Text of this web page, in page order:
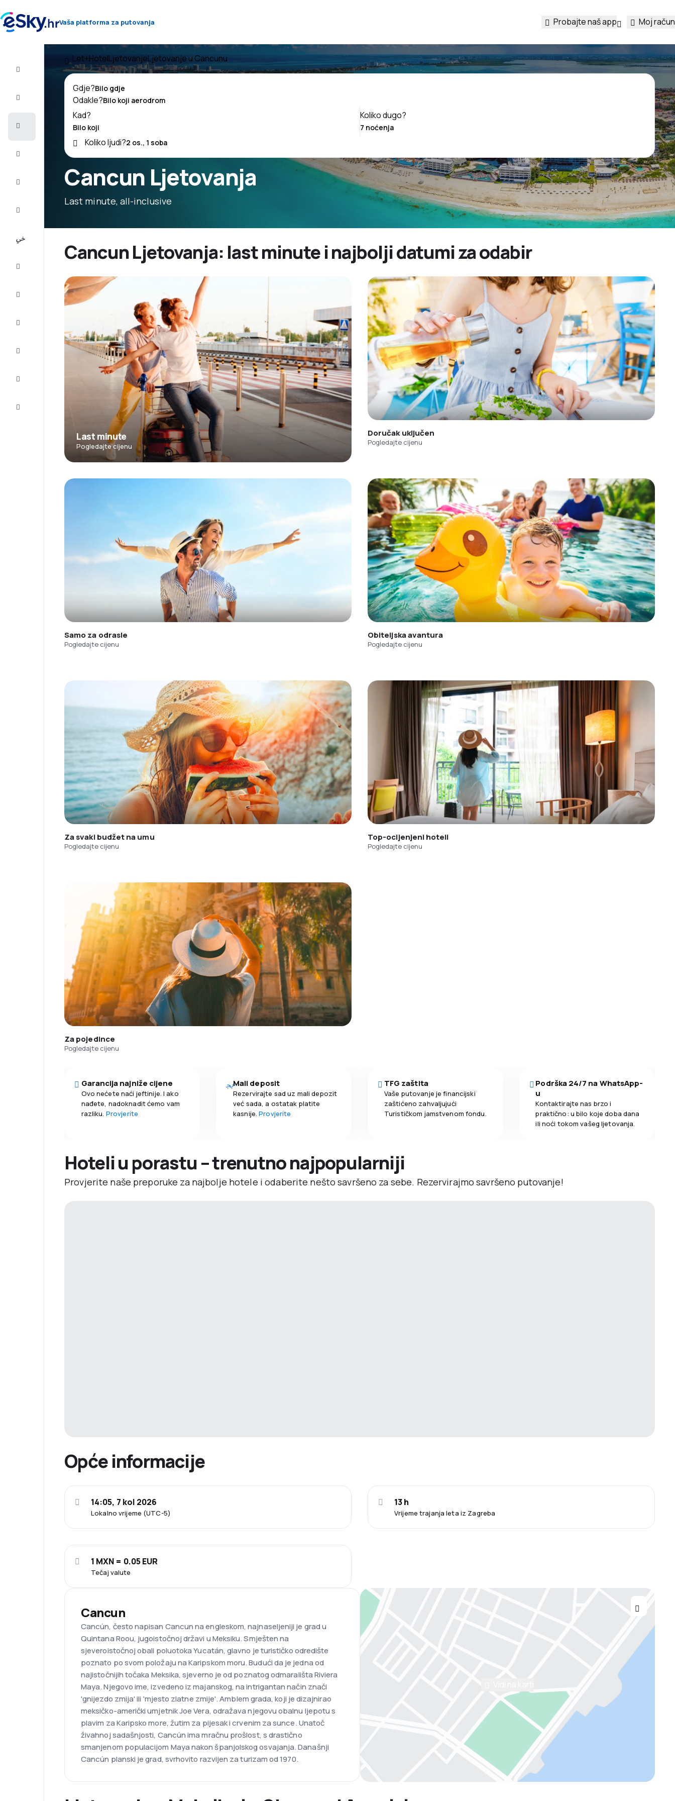
Vaša platforma za putovanja Probajte naš app Moj račun
Let+HotelLjetovanjeLjetovanje u Cancunu
Cancun Ljetovanja
Last minute, all-inclusive
Gdje?
Odakle?
Kad?
Koliko dugo?
Koliko ljudi?
Cancun Ljetovanja: last minute i najbolji datumi za odabir
Last minute
Pogledajte cijenu
Doručak uključen
Pogledajte cijenu
Samo za odrasle
Pogledajte cijenu
Obiteljska avantura
Pogledajte cijenu
Za svaki budžet na umu
Pogledajte cijenu
Top-ocijenjeni hoteli
Pogledajte cijenu
Za pojedince
Pogledajte cijenu
Garancija najniže cijene
Ovo nećete naći jeftinije. I ako
nađete, nadoknadit ćemo vam
razliku. Provjerite
Mali deposit
Rezervirajte sad uz mali depozit
već sada, a ostatak platite
kasnije.Provjerite
TFG zaštita
Vaše putovanje je financijski
zaštićeno zahvaljujući
Turističkom jamstvenom fondu.
Podrška 24/7 na WhatsApp-
u
Kontaktirajte nas brzo i
praktično: u bilo koje doba dana
ili noći tokom vašeg ljetovanja.
Hoteli u porastu – trenutno najpopularniji
Provjerite naše preporuke za najbolje hotele i odaberite nešto savršeno za sebe. Rezervirajmo savršeno putovanje!
Opće informacije
Lokalno vrijeme (UTC-5)
14:05, 7 kol 2026
Vrijeme trajanja leta iz Zagreba
13 h
Tečaj valute
1 MXN = 0.05 EUR
Cancun
Cancún, često napisan Cancun na engleskom, najnaseljeniji je grad u
Quintana Roou, jugoistočnoj državi u Meksiku. Smješten na
sjeveroistočnoj obali poluotoka Yucatán, glavno je turističko odredište
poznato po svom položaju na Karipskom moru. Budući da je jedna od
najistočnijih točaka Meksika, sjeverno je od poznatog odmarališta Riviera
Maya. Njegovo ime, izvedeno iz majanskog, na intrigantan način znači
'gnijezdo zmija' ili 'mjesto zlatne zmije'. Amblem grada, koji je dizajnirao
meksičko-američki umjetnik Joe Vera, odražava njegovu obalnu ljepotu s
plavim za Karipsko more, žutim za pijesak i crvenim za sunce. Unatoč
živahnoj sadašnjosti, Cancún ima mračnu prošlost, s drastično
smanjenom populacijom Maya nakon španjolskog osvajanja. Današnji
Cancún planski je grad, svrhovito razvijen za turizam od 1970.